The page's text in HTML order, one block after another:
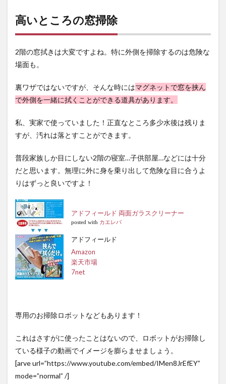
高いところの窓掃除
2階の窓拭きは大変ですよね。特に外側を掃除するのは危険な
場面も。
裏ワザではないですが、そんな時にはマグネットで窓を挟ん
で外側を一緒に拭くことができる道具があります。
私、実家で使っていました！正直なところ多少水後は残りま
すが、汚れは落とすことができます。
普段家族しか目にしない2階の寝室…子供部屋…などには十分
だと思います。無理に外に身を乗り出して危険な目に合うよ
りはずっと良いですよ！
アドフィールド 両面ガラスクリーナー
posted with カエレバ
アドフィールド
Amazon
楽天市場
7net
専用のお掃除ロボットなどもあります！
これはさすがに使ったことはないので、ロボットがお掃除し
ている様子の動画でイメージを膨らませましょう。
[arve url=”https://www.youtube.com/embed/IMen8JrEfEY”
mode=”normal” /]